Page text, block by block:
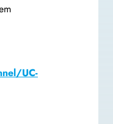
UC-